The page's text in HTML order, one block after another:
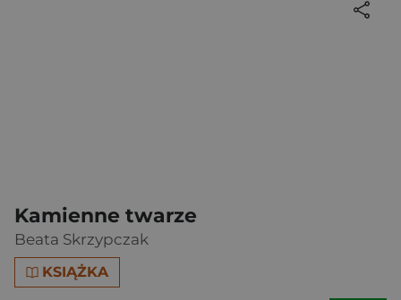
Kamienne twarze
Beata Skrzypczak
KSIĄŻKA